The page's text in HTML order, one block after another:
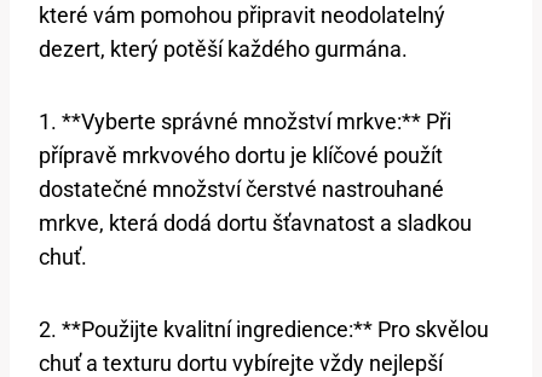
které vám pomohou připravit neodolatelný
dezert,⁢ který potěší každého gurmána.
1. **Vyberte správné množství mrkve:** Při
přípravě mrkvového dortu je klíčové ‍použít
dostatečné⁤ množství⁢ čerstvé nastrouhané
mrkve, která dodá dortu šťavnatost a​ sladkou​
chuť.
2.​ **Použijte kvalitní ‌ingredience:** Pro skvělou‍
chuť a ⁤texturu dortu vybírejte vždy nejlepší